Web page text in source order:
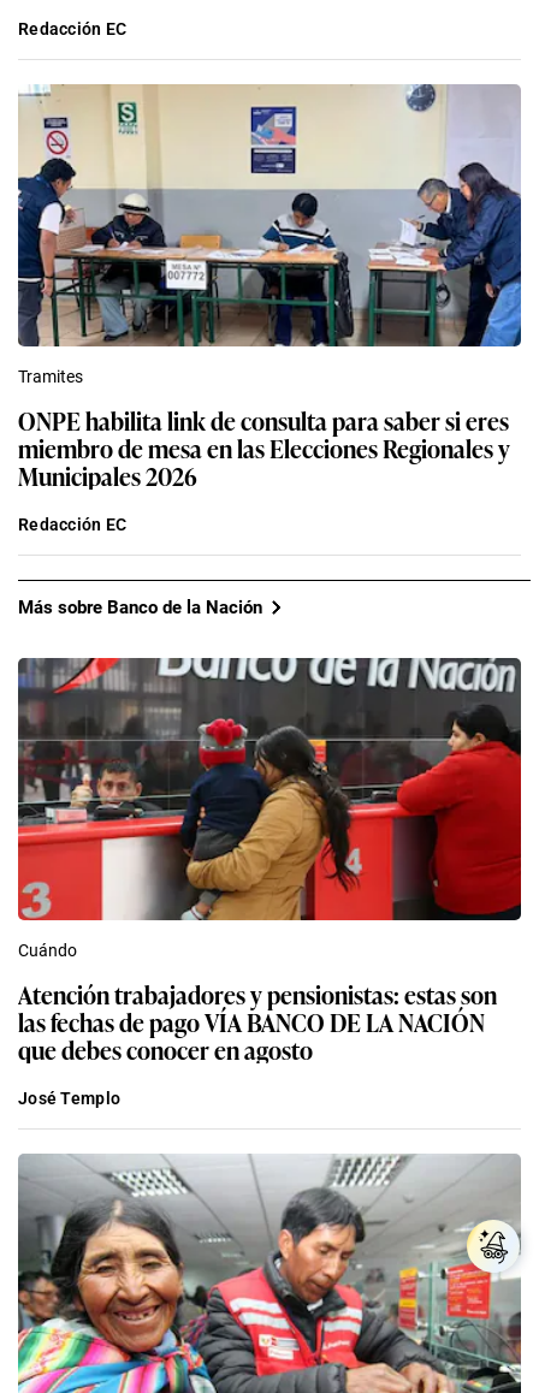
Redacción EC
Tramites
ONPE habilita link de consulta para saber si eres
miembro de mesa en las Elecciones Regionales y
Municipales 2026
Redacción EC
Más sobre Banco de la Nación
Cuándo
Atención trabajadores y pensionistas: estas son
las fechas de pago VÍA BANCO DE LA NACIÓN
que debes conocer en agosto
José Templo